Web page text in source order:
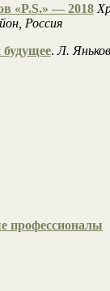
«P.S.» — 2018
Россия
.Л.
профессионалы